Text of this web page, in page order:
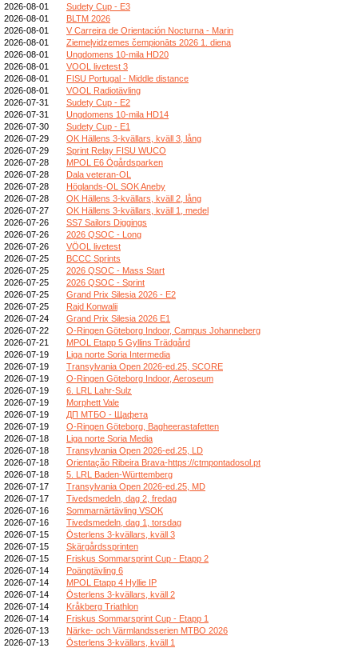
2026-08-01
Sudety Cup - E3
2026-08-01
BLTM 2026
2026-08-01
V Carreira de Orientación Nocturna - Marin
2026-08-01
Ziemeļvidzemes čempionāts 2026 1. diena
2026-08-01
Ungdomens 10-mila HD20
2026-08-01
VOOL livetest 3
2026-08-01
FISU Portugal - Middle distance
2026-08-01
VOOL Radiotävling
2026-07-31
Sudety Cup - E2
2026-07-31
Ungdomens 10-mila HD14
2026-07-30
Sudety Cup - E1
2026-07-29
OK Hällens 3-kvällars, kväll 3, lång
2026-07-29
Sprint Relay FISU WUCO
2026-07-28
MPOL E6 Ögårdsparken
2026-07-28
Dala veteran-OL
2026-07-28
Höglands-OL SOK Aneby
2026-07-28
OK Hällens 3-kvällars, kväll 2, lång
2026-07-27
OK Hällens 3-kvällars, kväll 1, medel
2026-07-26
SS7 Sailors Diggings
2026-07-26
2026 QSOC - Long
2026-07-26
VÖOL livetest
2026-07-25
BCCC Sprints
2026-07-25
2026 QSOC - Mass Start
2026-07-25
2026 QSOC - Sprint
2026-07-25
Grand Prix Silesia 2026 - E2
2026-07-25
Rajd Konwalii
2026-07-24
Grand Prix Silesia 2026 E1
2026-07-22
O-Ringen Göteborg Indoor, Campus Johanneberg
2026-07-21
MPOL Etapp 5 Gyllins Trädgård
2026-07-19
Liga norte Soria Intermedia
2026-07-19
Transylvania Open 2026-ed.25, SCORE
2026-07-19
O-Ringen Göteborg Indoor, Aeroseum
2026-07-19
6. LRL Lahr-Sulz
2026-07-19
Morphett Vale
2026-07-19
ДП МТБО - Щафета
2026-07-19
O-Ringen Göteborg, Bagheerastafetten
2026-07-18
Liga norte Soria Media
2026-07-18
Transylvania Open 2026-ed.25, LD
2026-07-18
Orientação Ribeira Brava-https://ctmpontadosol.pt
2026-07-18
5. LRL Baden-Württemberg
2026-07-17
Transylvania Open 2026-ed.25, MD
2026-07-17
Tivedsmedeln, dag 2, fredag
2026-07-16
Sommarnärtävling VSOK
2026-07-16
Tivedsmedeln, dag 1, torsdag
2026-07-15
Österlens 3-kvällars, kväll 3
2026-07-15
Skärgårdssprinten
2026-07-15
Friskus Sommarsprint Cup - Etapp 2
2026-07-14
Poängtävling 6
2026-07-14
MPOL Etapp 4 Hyllie IP
2026-07-14
Österlens 3-kvällars, kväll 2
2026-07-14
Kråkberg Triathlon
2026-07-14
Friskus Sommarsprint Cup - Etapp 1
2026-07-13
Närke- och Värmlandsserien MTBO 2026
2026-07-13
Österlens 3-kvällars, kväll 1